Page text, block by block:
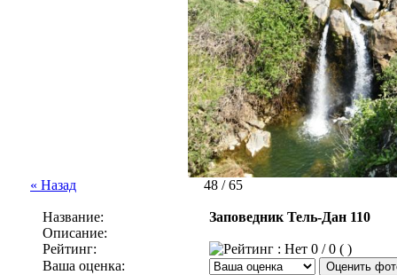
« Назад 48 / 65
Название:
Заповедник Тель-Дан 110
Описание:
Рейтинг:
0 / 0 ( )
Ваша оценка: